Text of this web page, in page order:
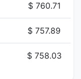
$ 760.71
$ 757.89
$ 758.03